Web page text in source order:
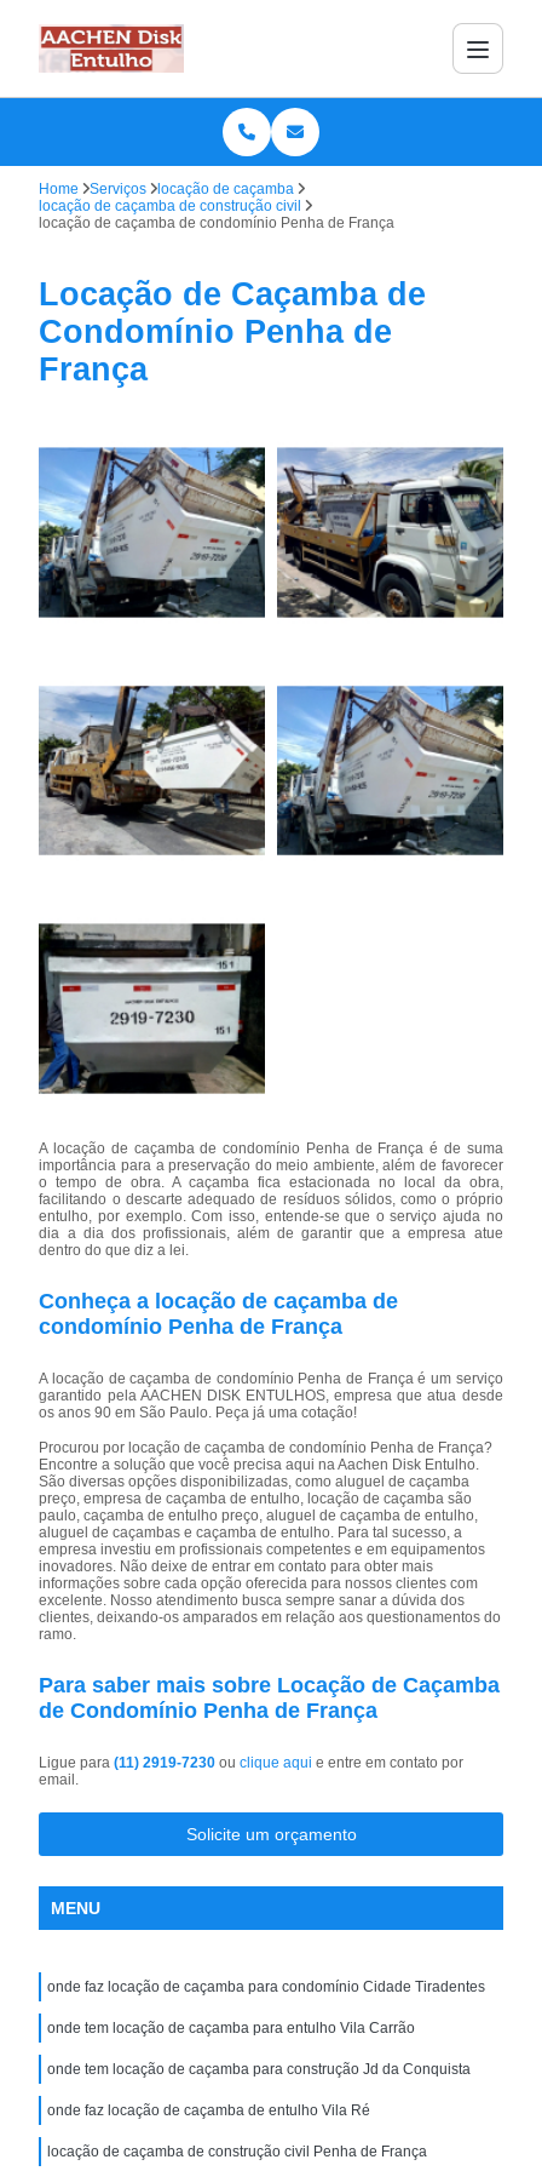
Home Serviços
locação de caçamba
locação de caçamba de construção civil
locação de caçamba de condomínio Penha de França
Locação de Caçamba de
Condomínio Penha de
França
A locação de caçamba de condomínio Penha de França é de suma
importância para a preservação do meio ambiente, além de favorecer
o tempo de obra. A caçamba fica estacionada no local da obra,
facilitando o descarte adequado de resíduos sólidos, como o próprio
entulho, por exemplo. Com isso, entende-se que o serviço ajuda no
dia a dia dos profissionais, além de garantir que a empresa atue
dentro do que diz a lei.
Conheça a locação de caçamba de
condomínio Penha de França
A locação de caçamba de condomínio Penha de França é um serviço
garantido pela AACHEN DISK ENTULHOS, empresa que atua desde
os anos 90 em São Paulo. Peça já uma cotação!
Procurou por locação de caçamba de condomínio Penha de França?
Encontre a solução que você precisa aqui na Aachen Disk Entulho.
São diversas opções disponibilizadas, como aluguel de caçamba
preço, empresa de caçamba de entulho, locação de caçamba são
paulo, caçamba de entulho preço, aluguel de caçamba de entulho,
aluguel de caçambas e caçamba de entulho. Para tal sucesso, a
empresa investiu em profissionais competentes e em equipamentos
inovadores. Não deixe de entrar em contato para obter mais
informações sobre cada opção oferecida para nossos clientes com
excelente. Nosso atendimento busca sempre sanar a dúvida dos
clientes, deixando-os amparados em relação aos questionamentos do
ramo.
Para saber mais sobre Locação de Caçamba
de Condomínio Penha de França
Ligue para(11) 2919-7230ouclique aqui e entre em contato por
email.
Solicite um orçamento
MENU
onde faz locação de caçamba para condomínio Cidade Tiradentes
onde tem locação de caçamba para entulho Vila Carrão
onde tem locação de caçamba para construção Jd da Conquista
onde faz locação de caçamba de entulho Vila Ré
locação de caçamba de construção civil Penha de França